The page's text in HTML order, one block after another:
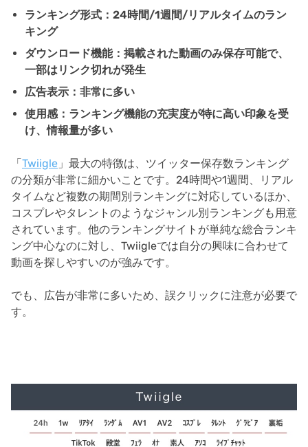
ランキング形式：24時間/1週間/リアルタイムのラン
キング
ダウンロード機能：掲載された動画のみ保存可能で、
一部はリンク切れが発生
広告表示：非常に多い
使用感：ランキング機能の充実度が特に高い印象を受
け、情報量が多い
「Twiigle 」最大の特徴は、ツイッター保存数ランキング
の分類が非常に細かいことです。24時間や1週間、リアル
タイムなど複数の期間別ランキングに対応しているほか、
コスプレやタレントのようなジャンル別ランキングも用意
されています。他のランキングサイトが単純な総合ランキ
ング中心なのに対し、Twiigleでは自分の興味に合わせて
動画を探しやすいのが強みです。
でも、広告が非常に多いため、誤クリックに注意が必要で
す。